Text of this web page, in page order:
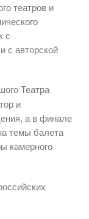
театров и
с
с авторской
Театра
и
а в финале
темы балета
камерного